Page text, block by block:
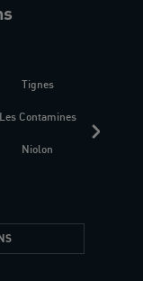
Tignes
Les Contamines
Niolon